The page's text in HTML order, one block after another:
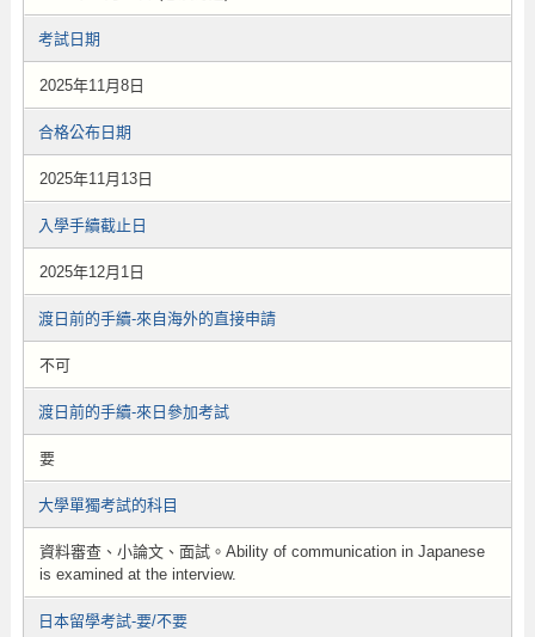
考試日期
2025年11月8日
合格公布日期
2025年11月13日
入學手續截止日
2025年12月1日
渡日前的手續-來自海外的直接申請
不可
渡日前的手續-來日參加考試
要
大學單獨考試的科目
資料審查、小論文、面試。Ability of communication in Japanese
is examined at the interview.
日本留學考試-要/不要